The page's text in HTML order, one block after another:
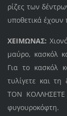
ρίζες των
υποθετικά έχουν
ΧΕΙΜΩΝΑΣ:
μαύρο, κασκόλ
Για το κασκόλ
τυλίγετε και
ΤΟΝ ΚΟΛΛΗΣΕΤΕ
φυγουροκόφτη.